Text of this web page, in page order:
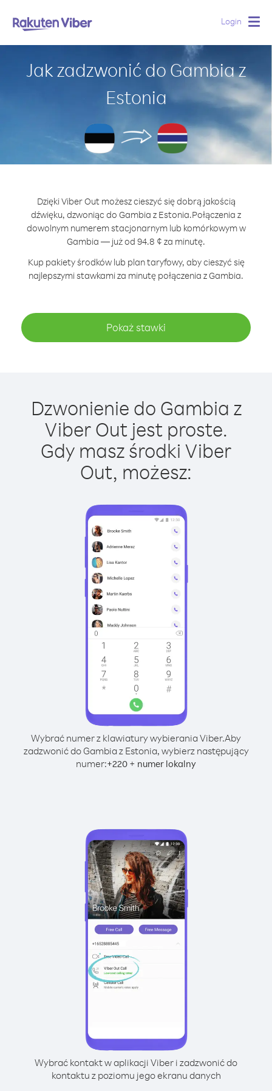
Login
Jak zadzwonić do Gambia z
Estonia
Dzięki Viber Out możesz cieszyć się dobrą jakością
dźwięku, dzwoniąc do Gambia z Estonia.Połączenia z
dowolnym numerem stacjonarnym lub komórkowym w
Gambia — już od 94.8 ¢ za minutę.
Kup pakiety środków lub plan taryfowy, aby cieszyć się
najlepszymi stawkami za minutę połączenia z Gambia.
Pokaż stawki
Dzwonienie do Gambia z
Viber Out jest proste.
Gdy masz środki Viber
Out, możesz:
Wybrać numer z klawiatury wybierania Viber.Aby
zadzwonić do Gambia z Estonia, wybierz następujący
numer:+220 + numer lokalny
Wybrać kontakt w aplikacji Viber i zadzwonić do
kontaktu z poziomu jego ekranu danych